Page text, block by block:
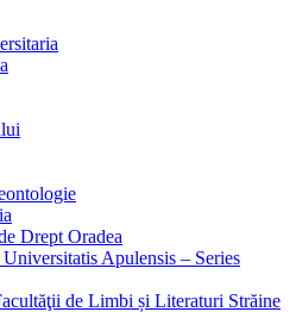
Drept Oradea
Apulensis – Series
de Limbi și Literaturi Străine